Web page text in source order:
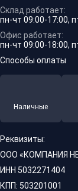
Склад работает:
пн-чт 09:00-17:00,
Офис работает:
пн-чт 09:00-18:00,
Способы оплаты
Наличные
Реквизиты:
ООО «КОМПАНИЯ
ИНН 5032271404
КПП: 503201001